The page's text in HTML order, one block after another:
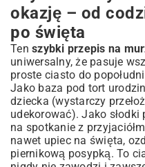
okazję – od
po święta
Ten szybki przepis na
uniwersalny, że pasuje
proste ciasto do
Jako baza pod tort
dziecka (wystarczy
udekorować). Jako słodki
na spotkanie z
nawet upiec na święta,
piernikową posypką. To